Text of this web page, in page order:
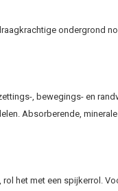
ondergrond
, bewegings- en
Absorberende,
het met een spijkerrol.